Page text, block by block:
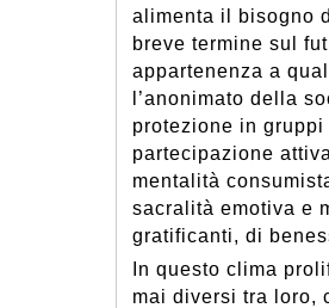
alimenta il bisogno
breve termine sul
appartenenza a
l’anonimato della
protezione in
partecipazione
mentalità
sacralità emotiva e
gratificanti, di
In questo clima
mai diversi tra loro,